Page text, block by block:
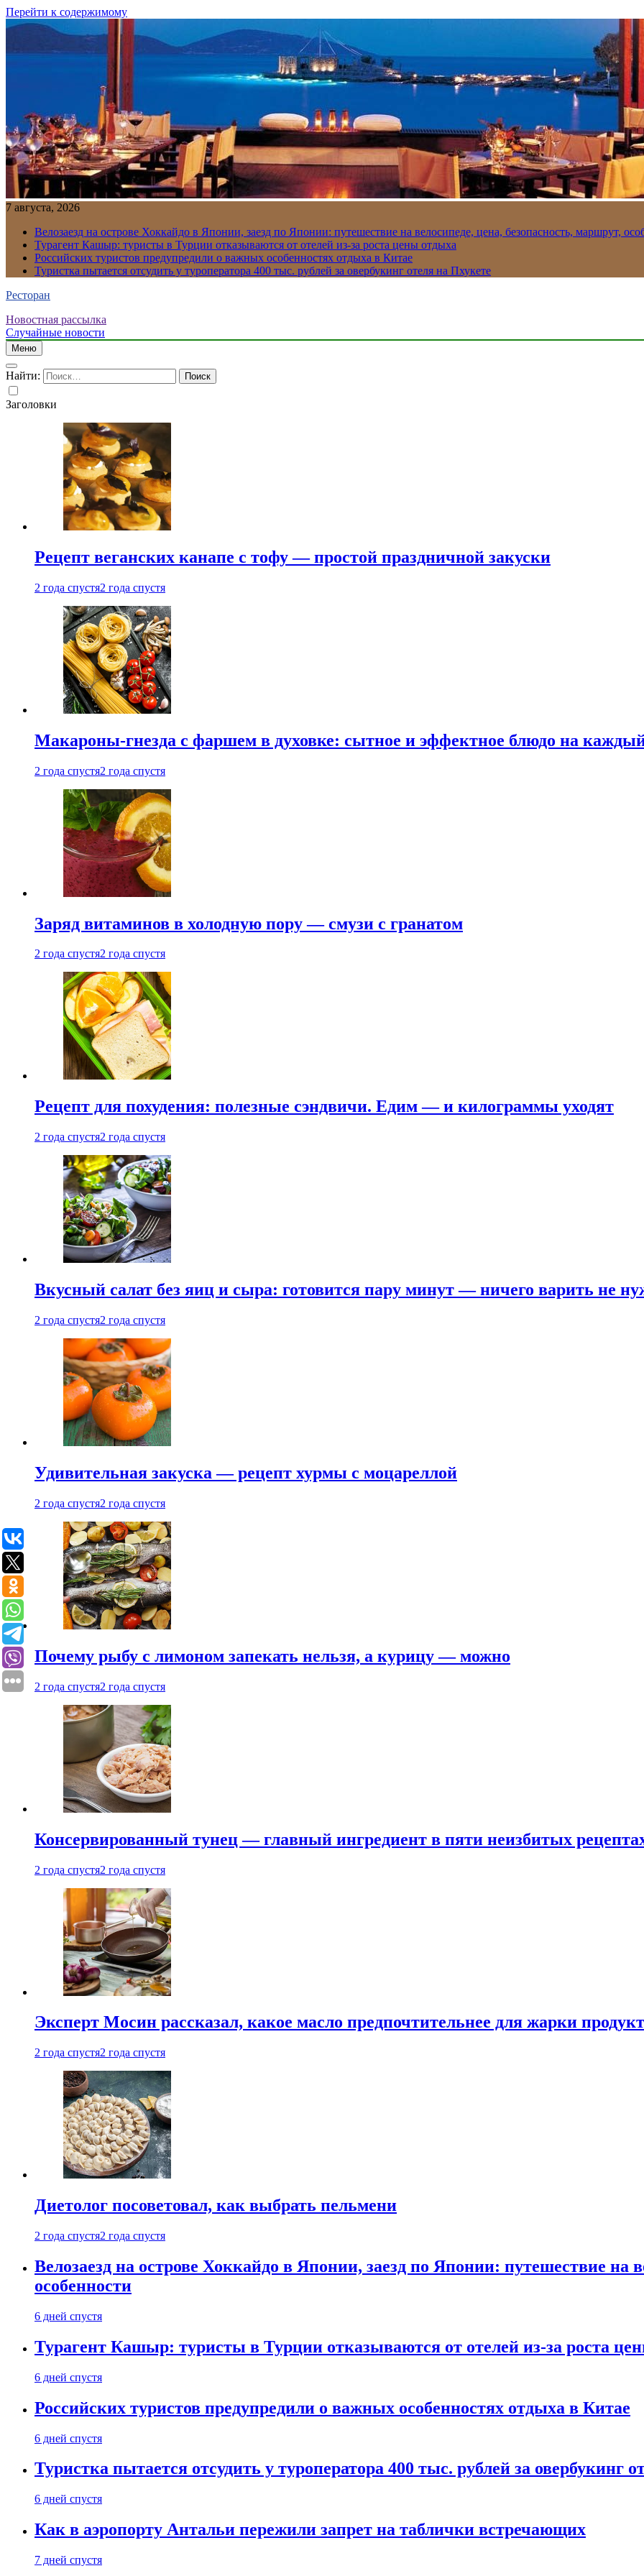
Перейти к содержимому
7 августа, 2026
Велозаезд на острове Хоккайдо в Японии, заезд по Японии: путешествие на велосипеде, цена, безопасность, маршрут,
Турагент Кашыр: туристы в Турции отказываются от отелей из-за роста цены отдыха
Российских туристов предупредили о важных особенностях отдыха в Китае
Туристка пытается отсудить у туроператора 400 тыс. рублей за овербукинг отеля на Пхукете
Ресторан
Новостная рассылка
Случайные новости
Меню
Найти:
Заголовки
Рецепт веганских канапе с тофу — простой праздничной закуски
2 года спустя2 года спустя
Макароны-гнезда с фаршем в духовке: сытное и эффектное блюдо на
2 года спустя2 года спустя
Заряд витаминов в холодную пору — смузи с гранатом
2 года спустя2 года спустя
Рецепт для похудения: полезные сэндвичи. Едим — и килограммы уходят
2 года спустя2 года спустя
Вкусный салат без яиц и сыра: готовится пару минут — ничего варить не
2 года спустя2 года спустя
Удивительная закуска — рецепт хурмы с моцареллой
2 года спустя2 года спустя
Почему рыбу с лимоном запекать нельзя, а курицу — можно
2 года спустя2 года спустя
Консервированный тунец — главный ингредиент в пяти неизбитых
2 года спустя2 года спустя
Эксперт Мосин рассказал, какое масло предпочтительнее для жарки
2 года спустя2 года спустя
Диетолог посоветовал, как выбрать пельмени
2 года спустя2 года спустя
Велозаезд на острове Хоккайдо в Японии, заезд по Японии: путешествие на
особенности
6 дней спустя
Турагент Кашыр: туристы в Турции отказываются от отелей из-за роста
6 дней спустя
Российских туристов предупредили о важных особенностях отдыха в Китае
6 дней спустя
Туристка пытается отсудить у туроператора 400 тыс. рублей за овербукинг
6 дней спустя
Как в аэропорту Антальи пережили запрет на таблички встречающих
7 дней спустя